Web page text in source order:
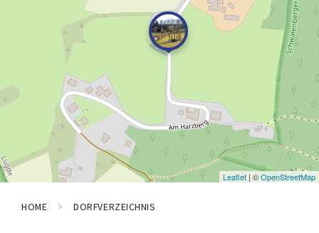
Leaflet | ©OpenStreetMap
HOME DORFVERZEICHNIS